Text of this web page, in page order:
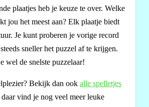
plaatjes heb je keuze te over. Welke
jou het meest aan? Elk plaatje biedt
Je kunt proberen je vorige record
sneller het puzzel af te krijgen.
wel de snelste puzzelaar!
Bekijk dan ook alle spelletjes
daar vind je nog veel meer leuke